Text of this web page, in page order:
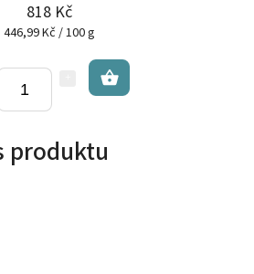
818 Kč
446,99 Kč / 100 g
produktu